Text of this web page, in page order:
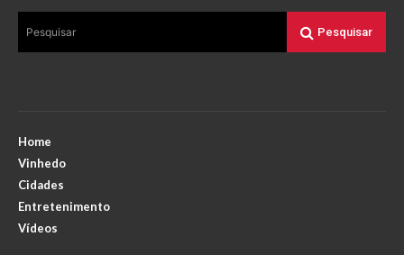
Pesquisar Pesquisar
Home
Vinhedo
Cidades
Entretenimento
Vídeos